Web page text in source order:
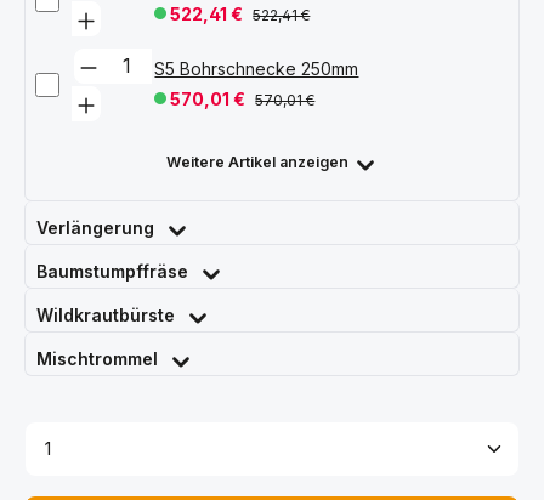
522,41 €
522,41 €
S5 Bohrschnecke 250mm
570,01 €
570,01 €
Weitere Artikel anzeigen
Verlängerung
Baumstumpffräse
Wildkrautbürste
Mischtrommel
Produkt Anzahl: Gib den gewünschten Wert ein